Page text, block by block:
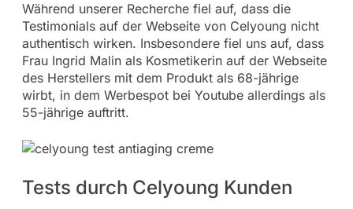
Während unserer Recherche fiel auf, dass die
Testimonials auf der Webseite von Celyoung nicht
authentisch wirken. Insbesondere fiel uns auf, dass
Frau Ingrid Malin als Kosmetikerin auf der Webseite
des Herstellers mit dem Produkt als 68-jährige
wirbt, in dem Werbespot bei Youtube allerdings als
55-jährige auftritt.
Tests durch Celyoung Kunden